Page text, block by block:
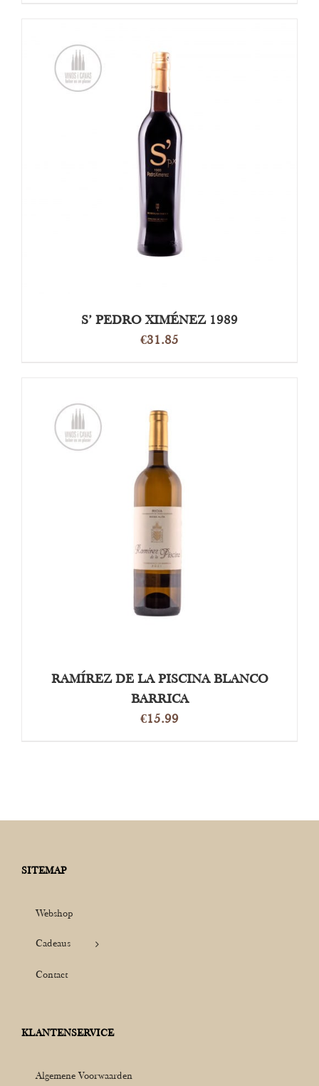
TOEVOEGEN AAN WINKELWAGEN
S’ PEDRO XIMÉNEZ 1989
€31.85
OPTIES SELECTEREN
RAMÍREZ DE LA PISCINA BLANCO
BARRICA
€15.99
SITEMAP
Webshop
Cadeaus
Contact
KLANTENSERVICE
Algemene Voorwaarden